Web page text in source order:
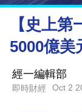
【史上
5000億美
經一編輯部
即時財經 Oct 2